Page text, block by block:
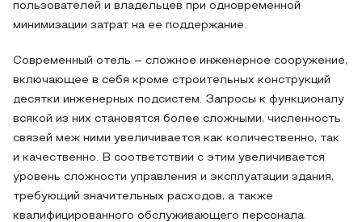
пользователей и владельцев при одновременной
минимизации затрат на ее поддержание.
Современный отель – сложное инженерное сооружение,
включающее в себя кроме строительных конструкций
десятки инженерных подсистем. Запросы к функционалу
всякой из них становятся более сложными, численность
связей меж ними увеличивается как количественно, так
и качественно. В соответствии с этим увеличивается
уровень сложности управления и эксплуатации здания,
требующий значительных расходов, а также
квалифицированного обслуживающего персонала.